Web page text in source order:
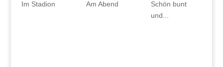
Im Stadion Am Abend
Schön bunt
und...